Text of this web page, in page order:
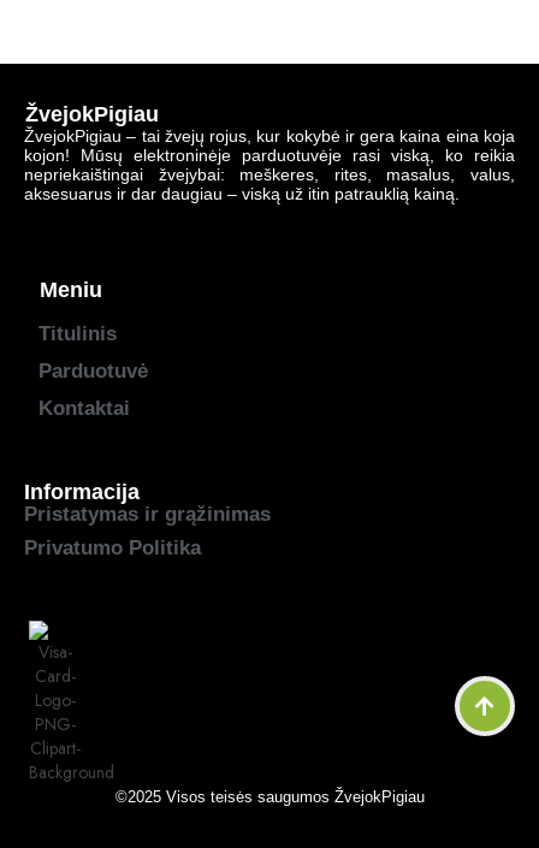
ŽvejokPigiau
ŽvejokPigiau – tai žvejų rojus, kur kokybė ir gera kaina eina koja
kojon! Mūsų elektroninėje parduotuvėje rasi viską, ko reikia
nepriekaištingai žvejybai: meškeres, rites, masalus, valus,
aksesuarus ir dar daugiau – viską už itin patrauklią kainą.
Meniu
Titulinis
Parduotuvė
Kontaktai
Informacija
Pristatymas ir grąžinimas
Privatumo Politika
©2025 Visos teisės saugumos ŽvejokPigiau